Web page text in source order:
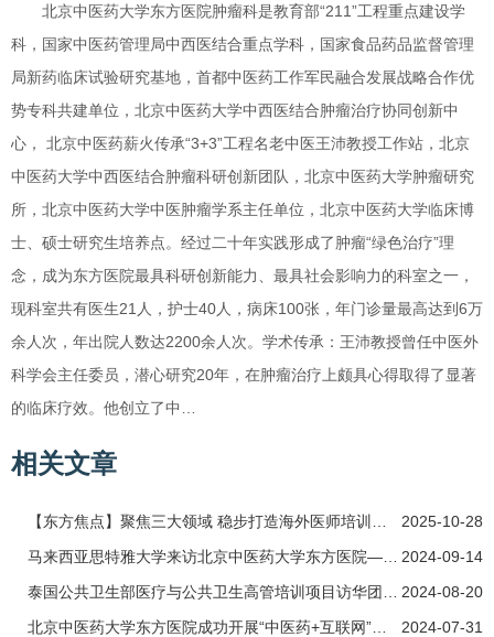
北京中医药大学东方医院肿瘤科是教育部“211”工程重点建设学
科，国家中医药管理局中西医结合重点学科，国家食品药品监督管理
局新药临床试验研究基地，首都中医药工作军民融合发展战略合作优
势专科共建单位，北京中医药大学中西医结合肿瘤治疗协同创新中
心， 北京中医药薪火传承“3+3”工程名老中医王沛教授工作站，北京
中医药大学中西医结合肿瘤科研创新团队，北京中医药大学肿瘤研究
所，北京中医药大学中医肿瘤学系主任单位，北京中医药大学临床博
士、硕士研究生培养点。经过二十年实践形成了肿瘤“绿色治疗”理
念，成为东方医院最具科研创新能力、最具社会影响力的科室之一，
现科室共有医生21人，护士40人，病床100张，年门诊量最高达到6万
余人次，年出院人数达2200余人次。学术传承：王沛教授曾任中医外
科学会主任委员，潜心研究20年，在肿瘤治疗上颇具心得取得了显著
的临床疗效。他创立了中…
相关文章
2025-10-28
【东方焦点】聚焦三大领域 稳步打造海外医师培训基地：伊朗中医研修班圆满结束
2024-09-14
马来西亚思特雅大学来访北京中医药大学东方医院——共促医学教育合作的新篇章
2024-08-20
泰国公共卫生部医疗与公共卫生高管培训项目访华团访问北京中医药大学东方医院
2024-07-31
北京中医药大学东方医院成功开展“中医药+互联网”模式下的基层促健康实践研究活动